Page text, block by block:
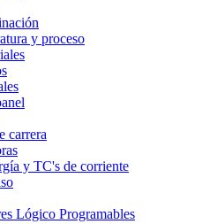
y proceso
carrera
y TC's de corriente
Lógico Programables